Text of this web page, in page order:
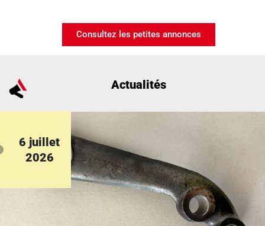
Consultez les petites annonces
Actualités
6 juillet
2026